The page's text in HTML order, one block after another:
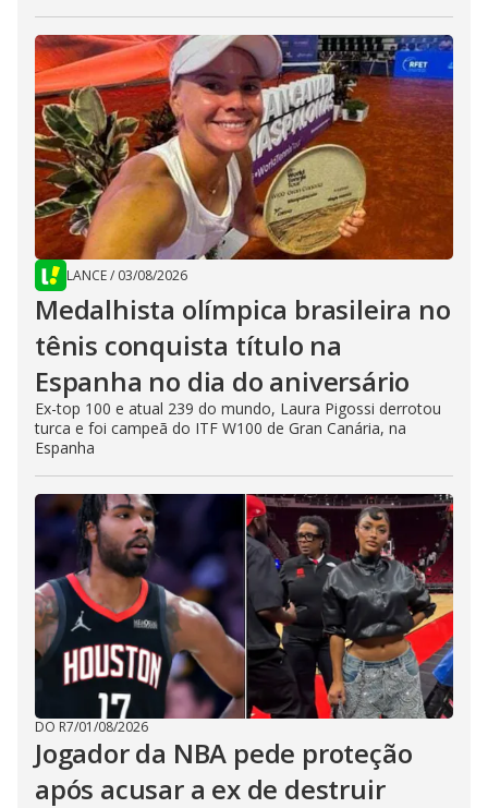
LANCE/ 03/08/2026
Medalhista olímpica brasileira no
tênis conquista título na
Espanha no dia do aniversário
Ex-top 100 e atual 239 do mundo, Laura Pigossi derrotou
turca e foi campeã do ITF W100 de Gran Canária, na
Espanha
DO R7/01/08/2026
Jogador da NBA pede proteção
após acusar a ex de destruir